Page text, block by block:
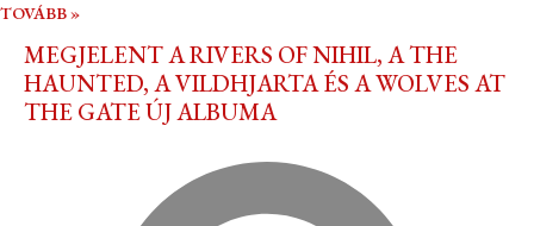
TOVÁBB »
MEGJELENT A RIVERS OF NIHIL, A THE
HAUNTED, A VILDHJARTA ÉS A WOLVES AT
THE GATE ÚJ ALBUMA